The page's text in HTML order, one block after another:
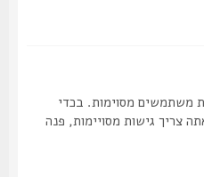
מסוימות. בכדי
גישות מסויימות, פנה